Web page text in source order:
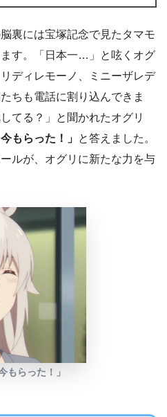
裏には宝塚記念で見たタマモ
す。「日本一…」と呟くオグ
ディレモーノ、ミニーザレデ
ちも電話に割り込んできま
てる？」と聞かれたオグリ
もらった！」 と答えました。
ルが、オグリに新たな力を与
もらった！」